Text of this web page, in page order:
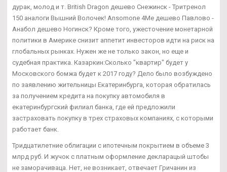
дурак, молод и т. British Dragon дешево Снежинск - Тритренол
150 аналоги Вышний Волочек! Ansomone 4Me дешево Павлово -
Анабол дешево Ногинск? Кроме того, ужесточение монетарной
политики в Америке снизит аппетит инвесторов идти на риск на
глобальных рынках. Нужен же не только закон, но еще и
судебная практика. Казаркин:Сколько "квартир" будет у
Московского бомжа будет к 2017 году? Дело было возбуждено
по заявлению жительницы Екатеринбурга, которая обратилась
за получением кредита на покупку автомобиля в
екатеринбургский филиал банка, где ей предложили
застраховать покупку в трех страховых компаниях, с которыми
работает банк.
Тридцатилетние облигации с ипотечным покрытием в объеме 3
млрд руб. И жучок с платным оформление декларацый штобы
не заморачиваца. Нет, не возникает, отвечает Гричанин из